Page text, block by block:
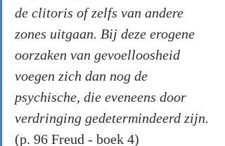
de clitoris of zelfs van andere
zones uitgaan. Bij deze erogene
oorzaken van gevoelloosheid
voegen zich dan nog de
psychische, die eveneens door
verdringing gedetermindeerd zijn.
(p. 96 Freud - boek 4)